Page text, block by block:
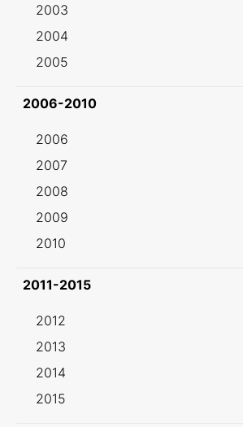
2003
2004
2005
2006-2010
2006
2007
2008
2009
2010
2011-2015
2012
2013
2014
2015